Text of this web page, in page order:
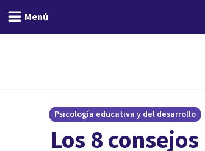
Menú
Psicología educativa y del desarrollo
​Los 8